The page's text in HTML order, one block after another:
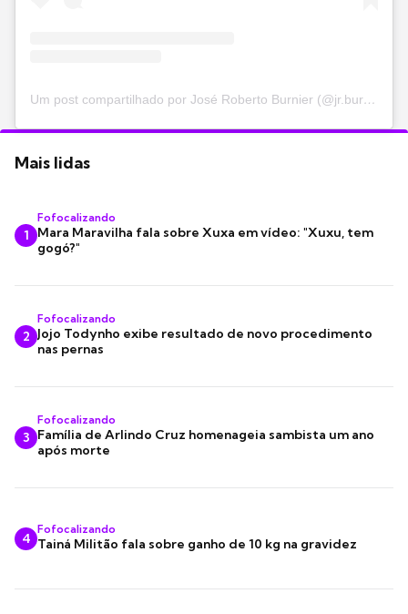
Um post compartilhado por José Roberto Burnier (@jr.burnier)
Mais lidas
1
Fofocalizando
Mara Maravilha fala sobre Xuxa em vídeo: "Xuxu, tem
gogó?"
2
Fofocalizando
Jojo Todynho exibe resultado de novo procedimento
nas pernas
3
Fofocalizando
Família de Arlindo Cruz homenageia sambista um ano
após morte
4
Fofocalizando
Tainá Militão fala sobre ganho de 10 kg na gravidez